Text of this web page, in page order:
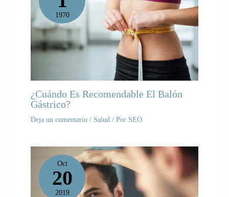
1970
¿Cuándo Es Recomendable El Balón
Gástrico?
Deja un comentario / Salud / Por SEO
Oct
20
2019